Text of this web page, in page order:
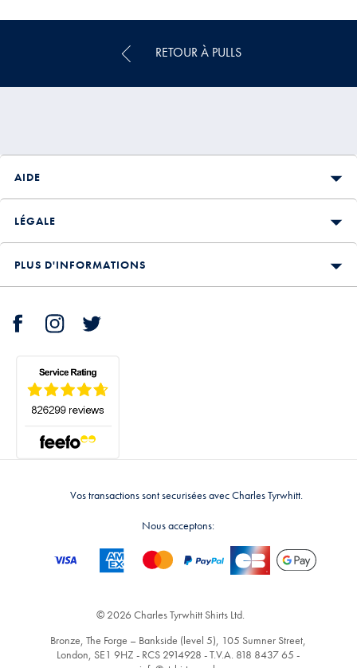
Achat
RETOUR À PULLS
AIDE
LÉGALE
PLUS D'INFORMATIONS
Vos transactions sont securisées avec Charles Tyrwhitt.
Nous acceptons:
© 2026 Charles Tyrwhitt Shirts Ltd.
Bronze, The Forge – Bankside (level 5), 105 Sumner Street,
London, SE1 9HZ - RCS 2914928 - T.V.A. 818 8437 65 -